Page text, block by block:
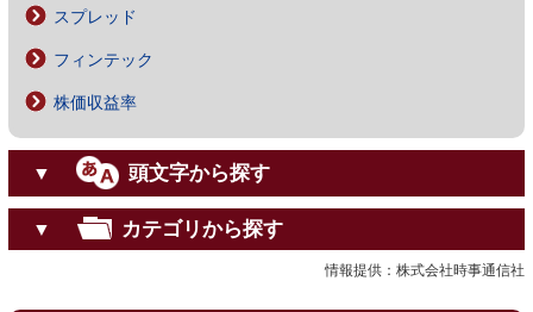
スプレッド
フィンテック
株価収益率
▼ 頭文字から探す
▼ カテゴリから探す
情報提供：株式会社時事通信社